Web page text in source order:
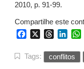
2010, p. 91-99.
Compartilhe este
FacebookThreads
Tags: conflitos